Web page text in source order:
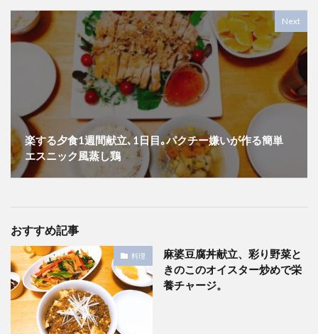
Next
楽する夕食1週間献立､1日目｡パクチー嫌いが作る簡単
エスニック風蒸し鶏
おすすめ記事
料理
麻婆豆腐丼献立、彩り野菜と
きのこのオイスター炒めで栄
養チャージ。